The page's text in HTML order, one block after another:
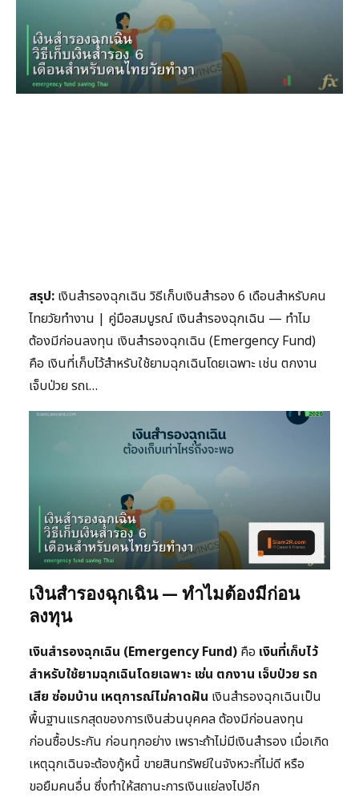
สรุป: เงินสำรองฉุกเฉิน วิธีเก็บเงินสำรอง 6 เดือนสำหรับคน
ไทยวัยทำงาน | คู่มือสมบูรณ์ เงินสำรองฉุกเฉิน — ทำไม
ต้องมีก่อนลงทุน เงินสำรองฉุกเฉิน (Emergency Fund)
คือ เงินที่เก็บไว้สำหรับใช้ยามฉุกเฉินโดยเฉพาะ เช่น ตกงาน
เจ็บป่วย รถเ…
เงินสำรองฉุกเฉิน — ทำไมต้องมีก่อน
ลงทุน
เงินสำรองฉุกเฉิน (Emergency Fund) คือ เงินที่เก็บไว้
สำหรับใช้ยามฉุกเฉินโดยเฉพาะ เช่น ตกงาน เจ็บป่วย รถ
เสีย ซ่อมบ้าน เหตุการณ์ไม่คาดฝัน เงินสำรองฉุกเฉินเป็น
พื้นฐานแรกสุดของการเงินส่วนบุคคล ต้องมีก่อนลงทุน
ก่อนซื้อประกัน ก่อนทุกอย่าง เพราะถ้าไม่มีเงินสำรอง เมื่อเกิด
เหตุฉุกเฉินจะต้องกู้หนี้ ขายสินทรัพย์ในจังหวะที่ไม่ดี หรือ
ขอยืมคนอื่น ซึ่งทำให้สถานะการเงินแย่ลงไปอีก